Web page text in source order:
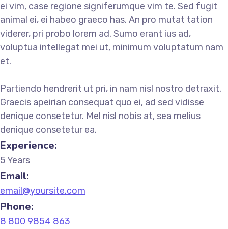
ei vim, case regione signiferumque vim te. Sed fugit
animal ei, ei habeo graeco has. An pro mutat tation
viderer, pri probo lorem ad. Sumo erant ius ad,
voluptua intellegat mei ut, minimum voluptatum nam
et.
Partiendo hendrerit ut pri, in nam nisl nostro detraxit.
Graecis apeirian consequat quo ei, ad sed vidisse
denique consetetur. Mel nisl nobis at, sea melius
denique consetetur ea.
Experience:
5 Years
Email:
email@yoursite.com
Phone:
8 800 9854 863